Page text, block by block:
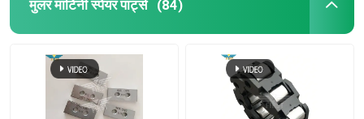
मुलर मार्टिनी स्पेयर पार्ट्स (84)